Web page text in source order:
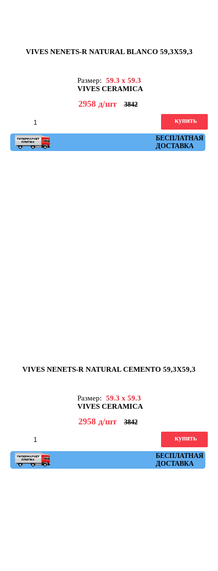
VIVES NENETS-R NATURAL BLANCO 59,3X59,3
Размер:
59.3 x 59.3
VIVES CERAMICA
2958 д/шт 3842
БЕСПЛАТНАЯ
ДОСТАВКА
купить
Артикул: nenets_r_natural_blanco_59,3x59,3
VIVES NENETS-R NATURAL CEMENTO 59,3X59,3
Размер:
59.3 x 59.3
VIVES CERAMICA
2958 д/шт 3842
БЕСПЛАТНАЯ
ДОСТАВКА
купить
Артикул: nenets_r_natural_cemento_59,3x59,3